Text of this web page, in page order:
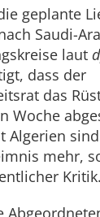
geplante
Saudi-
laut
dass der
das
Woche
Algerien
mehr,
Kritik.